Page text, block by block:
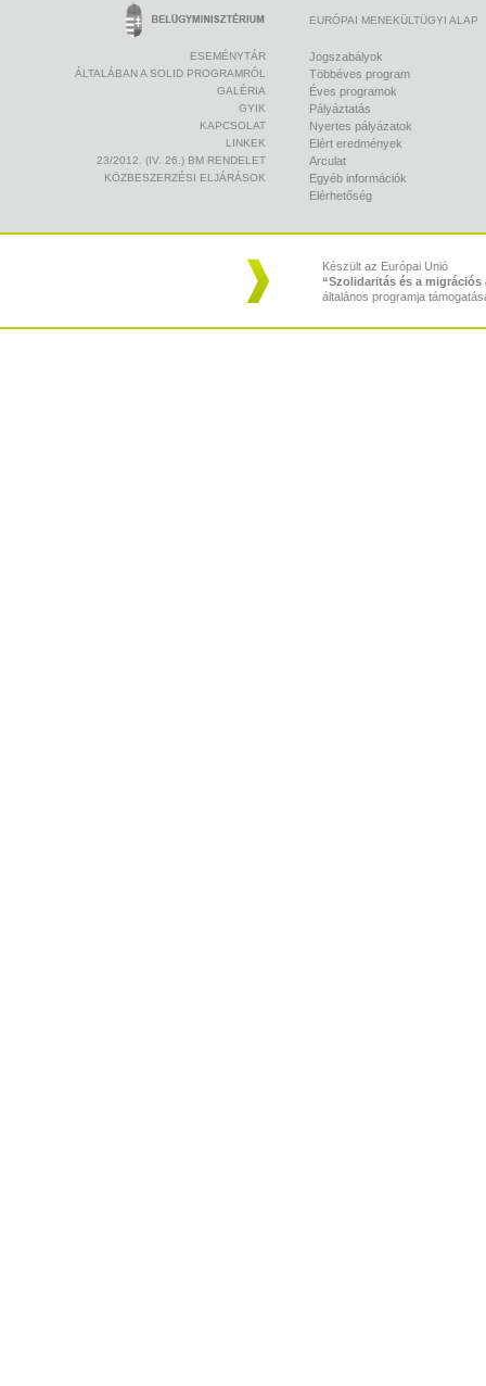
ESEMÉNYTÁR
ÁLTALÁBAN A SOLID PROGRAMRÓL
GALÉRIA
GYIK
KAPCSOLAT
LINKEK
23/2012. (IV. 26.) BM RENDELET
KÖZBESZERZÉSI ELJÁRÁSOK
EURÓPAI MENEKÜLTÜGYI ALAP
Jogszabályok
Többéves program
Éves programok
Pályáztatás
Nyertes pályázatok
Elért eredmények
Arculat
Egyéb információk
Elérhetőség
Készült az Európai Unió
“Szolidaritás és a migrációs
általános programja